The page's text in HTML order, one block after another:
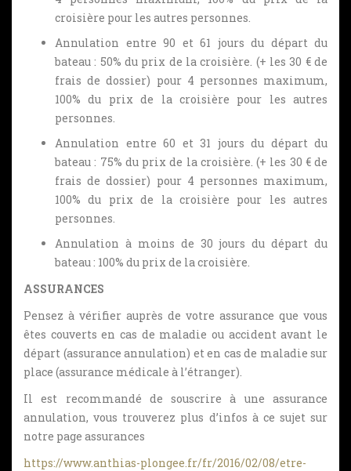
croisière pour les autres personnes.
Annulation entre 90 et 61 jours du départ du
bateau : 50% du prix de la croisière. (+ les 30 € de
frais de dossier) pour 4 personnes maximum,
100% du prix de la croisière pour les autres
personnes.
Annulation entre 60 et 31 jours du départ du
bateau : 75% du prix de la croisière. (+ les 30 € de
frais de dossier) pour 4 personnes maximum,
100% du prix de la croisière pour les autres
personnes.
Annulation à moins de 30 jours du départ du
bateau : 100% du prix de la croisière.
ASSURANCES
Pensez à vérifier auprès de votre assurance que vous
êtes couverts en cas de maladie ou accident avant le
départ (assurance annulation) et en cas de maladie sur
place (assurance médicale à l’étranger).
Il est recommandé de souscrire à une assurance
annulation, vous trouverez plus d’infos à ce sujet sur
notre page assurances
https://www.anthias-plongee.fr/fr/2016/02/08/etre-